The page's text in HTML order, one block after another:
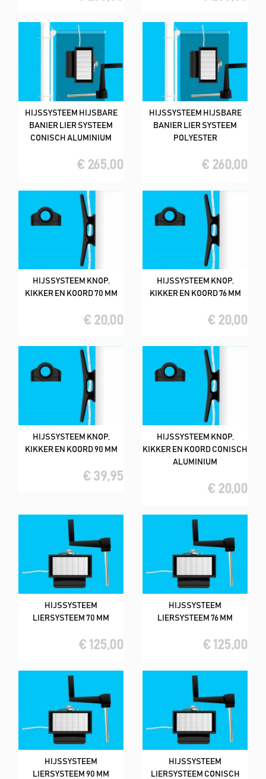
HIJSSYSTEEM HIJSBARE
BANIER LIER SYSTEEM
CONISCH ALUMINIUM
€ 265,00
HIJSSYSTEEM HIJSBARE
BANIER LIER SYSTEEM
POLYESTER
€ 260,00
HIJSSYSTEEM KNOP,
KIKKER EN KOORD 70 MM
€ 20,00
HIJSSYSTEEM KNOP,
KIKKER EN KOORD 76 MM
€ 20,00
HIJSSYSTEEM KNOP,
KIKKER EN KOORD 90 MM
€ 39,95
HIJSSYSTEEM KNOP,
KIKKER EN KOORD CONISCH
ALUMINIUM
€ 20,00
HIJSSYSTEEM
LIERSYSTEEM 70 MM
€ 125,00
HIJSSYSTEEM
LIERSYSTEEM 76 MM
€ 125,00
HIJSSYSTEEM
LIERSYSTEEM 90 MM
HIJSSYSTEEM
LIERSYSTEEM CONISCH